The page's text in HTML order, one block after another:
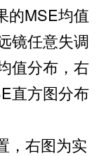
的MSE均值
镜任意失调
值分布，右
直方图分布
，右图为实